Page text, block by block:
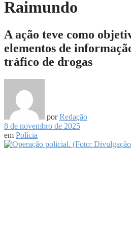
Raimundo
A ação teve como
elementos de
tráfico de drogas
por Redação
8 de novembro de 2025
em Polícia